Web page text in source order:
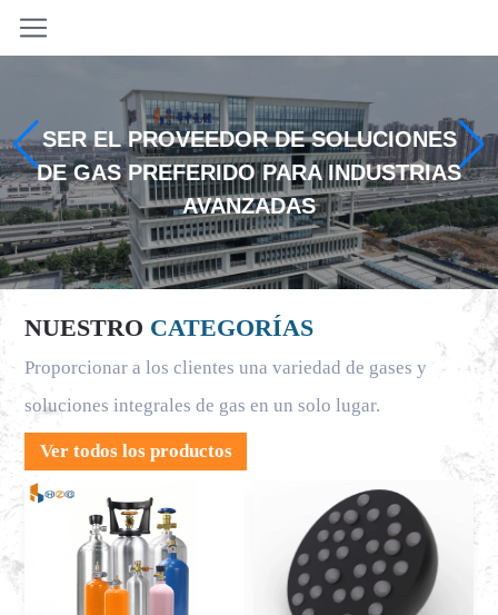
SER EL PROVEEDOR DE SOLUCIONES
DE GAS PREFERIDO PARA INDUSTRIAS
AVANZADAS
NUESTRO CATEGORÍAS
Proporcionar a los clientes una variedad de gases y
soluciones integrales de gas en un solo lugar.
Ver todos los productos